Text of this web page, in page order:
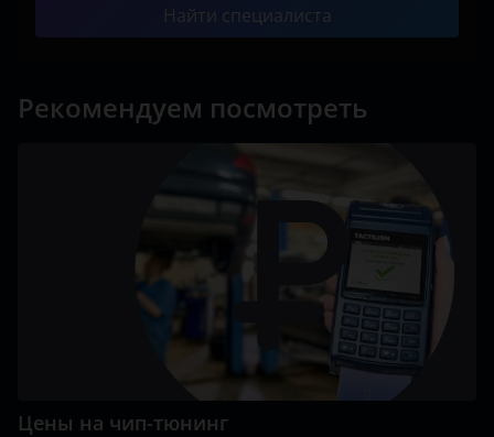
Найти специалиста
Рекомендуем посмотреть
Цены на чип-тюнинг